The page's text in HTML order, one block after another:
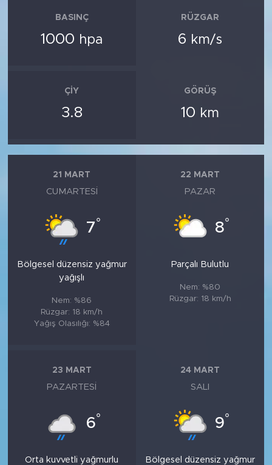
BASINÇ
1000 hpa
RÜZGAR
6 km/s
ÇIY
3.8
GÖRÜŞ
10 km
21 MART
CUMARTESI
7°
Bölgesel düzensiz yağmur
yağışlı
Nem: %86
Rüzgar: 18 km/h
Yağış Olasılığı: %84
22 MART
PAZAR
8°
Parçalı Bulutlu
Nem: %80
Rüzgar: 18 km/h
23 MART
PAZARTESI
6°
Orta kuvvetli yağmurlu
24 MART
SALI
9°
Bölgesel düzensiz yağmur